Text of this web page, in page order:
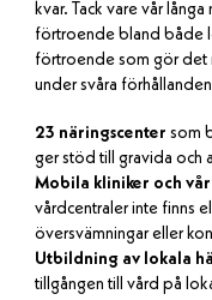
kvar. Tack vare vår
förtroende bland både
förtroende som gör det
under svåra
23 näringscenter som
ger stöd till gravida och
Mobila kliniker och
vårdcentraler inte finns
översvämningar eller
Utbildning av lokala
tillgången till vård på